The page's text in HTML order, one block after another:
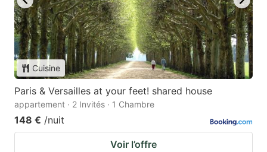
Cuisine
Paris & Versailles at your feet! shared house
appartement · 2 Invités · 1 Chambre
148 € /nuit
Voir l’offre